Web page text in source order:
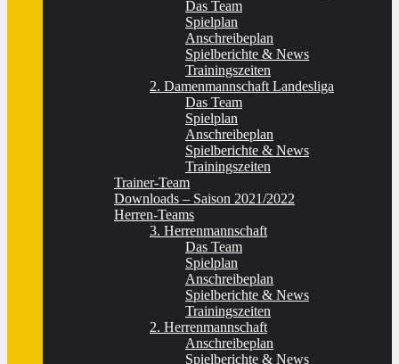
Das Team
Spielplan
Anschreibeplan
Spielberichte & News
Trainingszeiten
2. Damenmannschaft Landesliga
Das Team
Spielplan
Anschreibeplan
Spielberichte & News
Trainingszeiten
Trainer-Team
Downloads – Saison 2021/2022
Herren-Teams
3. Herrenmannschaft
Das Team
Spielplan
Anschreibeplan
Spielberichte & News
Trainingszeiten
2. Herrenmannschaft
Anschreibeplan
Spielberichte & News